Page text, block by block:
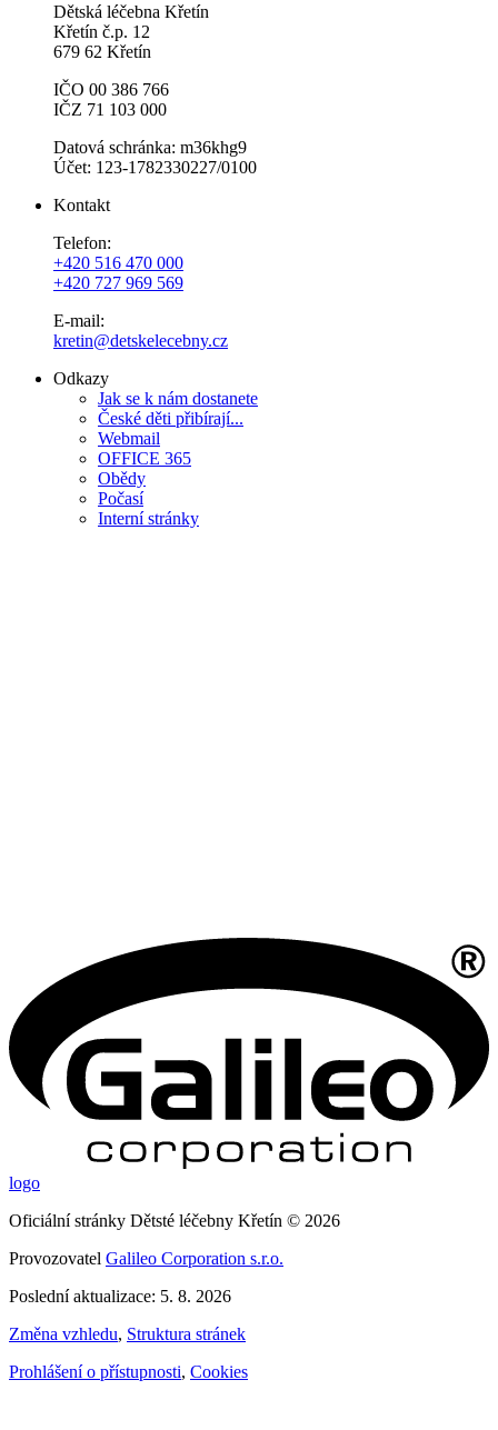
Dětská léčebna Křetín
Křetín č.p. 12
679 62 Křetín
IČO 00 386 766
IČZ 71 103 000
Datová schránka: m36khg9
Účet: 123-1782330227/0100
Kontakt
Telefon:
+420 516 470 000
+420 727 969 569
E-mail:
kretin@detskelecebny.cz
Odkazy
Jak se k nám dostanete
České děti přibírají...
Webmail
OFFICE 365
Obědy
Počasí
Interní stránky
logo
Oficiální stránky Dětsté léčebny Křetín © 2026
Provozovatel Galileo Corporation s.r.o.
Poslední aktualizace: 5. 8. 2026
Změna vzhledu, Struktura stránek
Prohlášení o přístupnosti, Cookies